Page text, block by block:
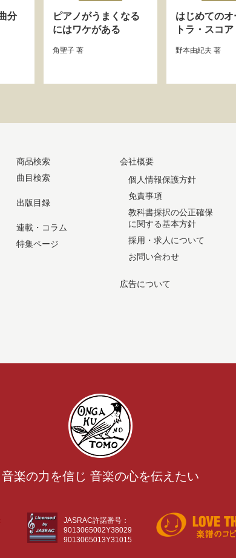
分
ピアノがうまくなる
にはワケがある
角聖子 著
はじめてのオ
トラ・スコア
野本由紀夫 著
商品検索
曲目検索
出版目録
連載・コラム
特集ページ
会社概要
個人情報保護方針
免責事項
教科書採択の公正確保
に関する基本方針
採用・求人について
お問い合わせ
広告について
音楽の力を信じ 音楽の心を伝えたい
JASRAC許諾番号：
9013065002Y38029
9013065013Y31015